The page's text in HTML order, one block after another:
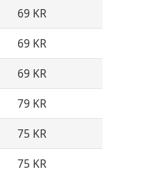
69 KR
69 KR
69 KR
79 KR
75 KR
75 KR